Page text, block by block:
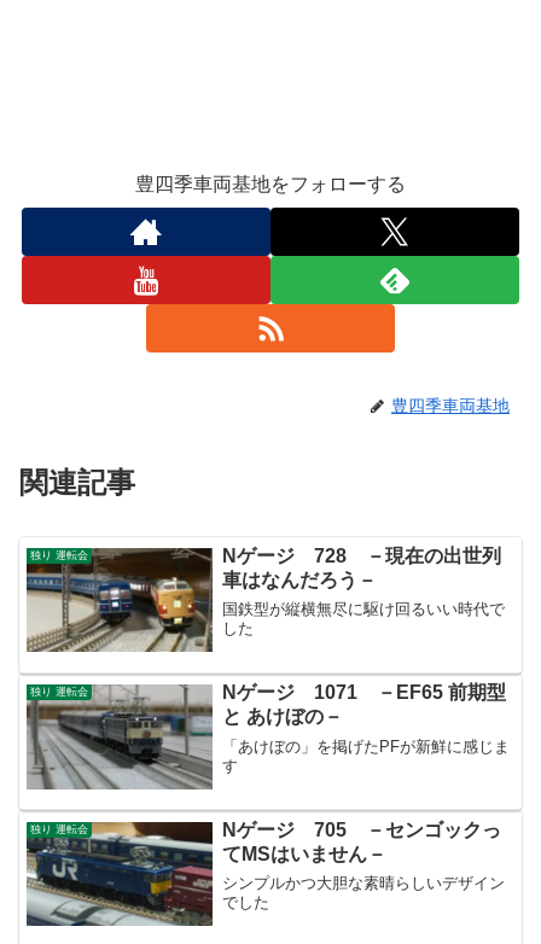
豊四季車両基地をフォローする
豊四季車両基地
関連記事
独り 運転会
Nゲージ 728 －現在の出世列
車はなんだろう－
国鉄型が縦横無尽に駆け回るいい時代で
した
独り 運転会
Nゲージ 1071 －EF65 前期型
と あけぼの－
「あけぼの」を掲げたPFが新鮮に感じま
す
独り 運転会
Nゲージ 705 －センゴックっ
てMSはいません－
シンプルかつ大胆な素晴らしいデザイン
でした